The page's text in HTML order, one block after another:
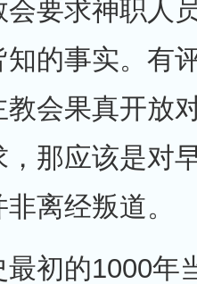
要求神职人
的事实。有
教会果真开放
那应该是对
离经叛道。
初的1000年